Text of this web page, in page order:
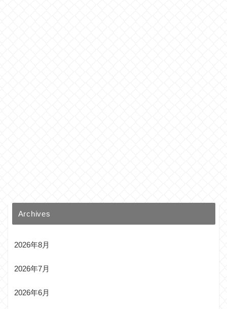
Archives
2026年8月
2026年7月
2026年6月